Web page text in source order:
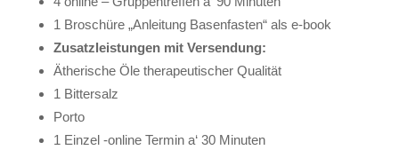
1 Broschüre „Anleitung Basenfasten“ als e-book
Zusatzleistungen mit Versendung:
Ätherische Öle therapeutischer Qualität
1 Bittersalz
Porto
1 Einzel -online Termin a‘ 30 Minuten